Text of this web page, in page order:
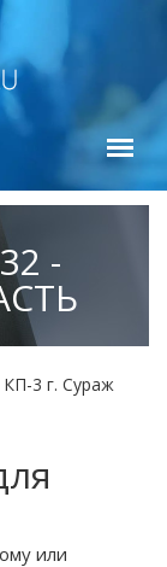
-
КП-3 г. Сураж
или